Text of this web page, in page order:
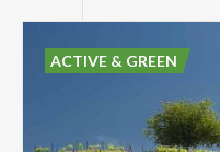
ACTIVE & GREEN